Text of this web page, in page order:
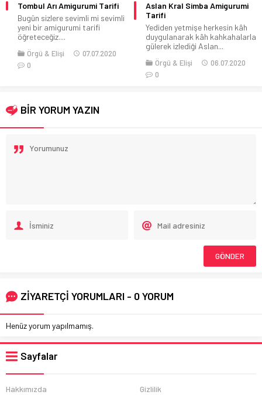
Tombul Arı Amigurumi Tarifi
Bugün sizlere sevimli mi sevimli
yeni bir amigurumi tarifi
öğreteceğiz....
Örgü & Elişi
07.07.2020
0
Aslan Kral Simba Amigurumi
Tarifi
Yediden yetmişe herkesin kâh
duygulanarak kâh kahkahalarla
gülerek izlediği Aslan...
Örgü & Elişi
06.07.2020
0
BİR YORUM YAZIN
ZİYARETÇİ YORUMLARI - 0 YORUM
Henüz yorum yapılmamış.
Sayfalar
Hakkımızda Gizlilik